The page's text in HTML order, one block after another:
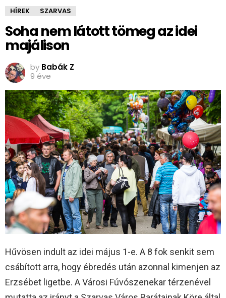
HÍREK SZARVAS
Soha nem látott tömeg az idei
majálison
by Babák Z
9 éve
Hűvösen indult az idei május 1-e. A 8 fok senkit sem
csábított arra, hogy ébredés után azonnal kimenjen az
Erzsébet ligetbe. A Városi Fúvószenekar térzenével